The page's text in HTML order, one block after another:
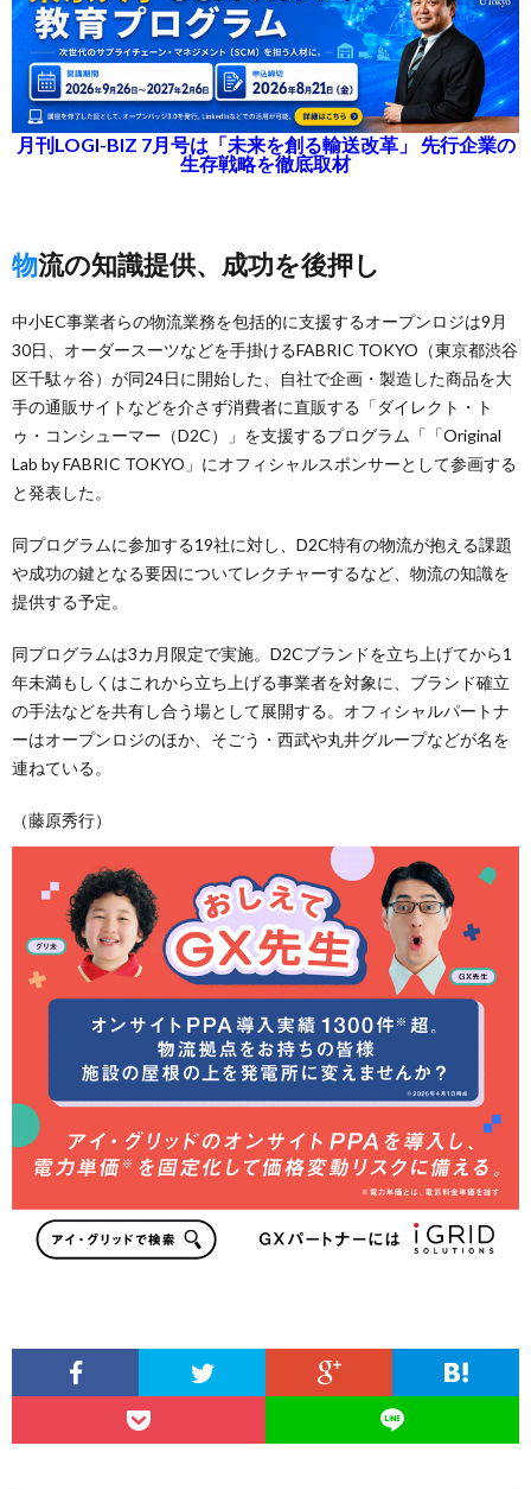
月刊LOGI-BIZ 7月号は「未来を創る輸送改革」 先行企業の
生存戦略を徹底取材
物流の知識提供、成功を後押し
中小EC事業者らの物流業務を包括的に支援するオープンロジは9月
30日、オーダースーツなどを手掛けるFABRIC TOKYO（東京都渋谷
区千駄ヶ谷）が同24日に開始した、自社で企画・製造した商品を大
手の通販サイトなどを介さず消費者に直販する「ダイレクト・ト
ゥ・コンシューマー（D2C）」を支援するプログラム「「Original
Lab by FABRIC TOKYO」にオフィシャルスポンサーとして参画する
と発表した。
同プログラムに参加する19社に対し、D2C特有の物流が抱える課題
や成功の鍵となる要因についてレクチャーするなど、物流の知識を
提供する予定。
同プログラムは3カ月限定で実施。D2Cブランドを立ち上げてから1
年未満もしくはこれから立ち上げる事業者を対象に、ブランド確立
の手法などを共有し合う場として展開する。オフィシャルパートナ
ーはオープンロジのほか、そごう・西武や丸井グループなどが名を
連ねている。
（藤原秀行）